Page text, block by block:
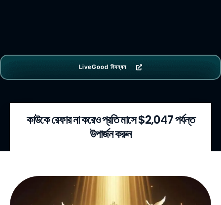
LiveGood নিবন্ধন
কাউকে রেফার না করেও প্রতি মাসে $2,047 পর্যন্ত
উপার্জন করুন